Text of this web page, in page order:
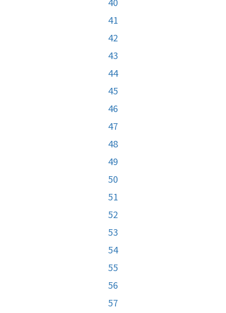
41
42
43
44
45
46
47
48
49
50
51
52
53
54
55
56
57